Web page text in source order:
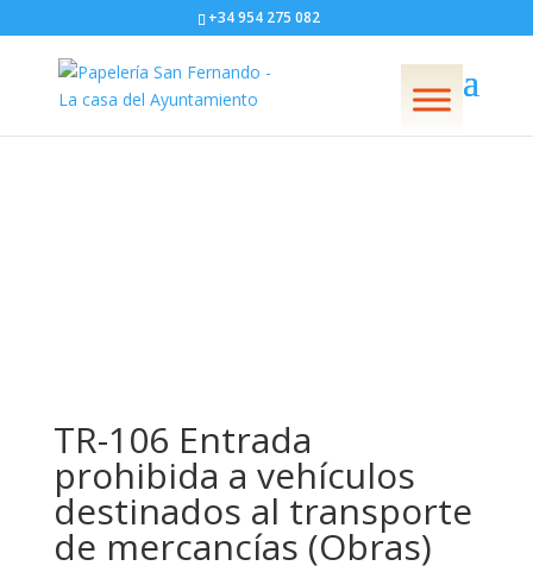
+34 954 275 082
TR-106 Entrada
prohibida a vehículos
destinados al transporte
de mercancías (Obras)